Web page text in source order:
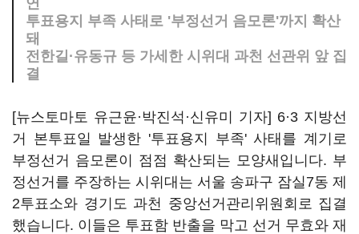
연
투표용지 부족 사태로 '부정선거 음모론'까지 확산
돼
전한길·유동규 등 가세한 시위대 과천 선관위 앞 집
결
[뉴스토마토 유근윤·박진석·신유미 기자] 6·3 지방선
거 본투표일 발생한 '투표용지 부족' 사태를 계기로
부정선거 음모론이 점점 확산되는 모양새입니다. 부
정선거를 주장하는 시위대는 서울 송파구 잠실7동 제
2투표소와 경기도 과천 중앙선거관리위원회로 집결
했습니다. 이들은 투표함 반출을 막고 선거 무효와 재